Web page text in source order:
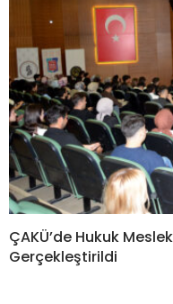
ÇAKÜ’de Hukuk
Gerçekleştirildi